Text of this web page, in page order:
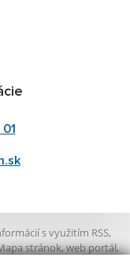
s využitím RSS,
stránok,web portál,